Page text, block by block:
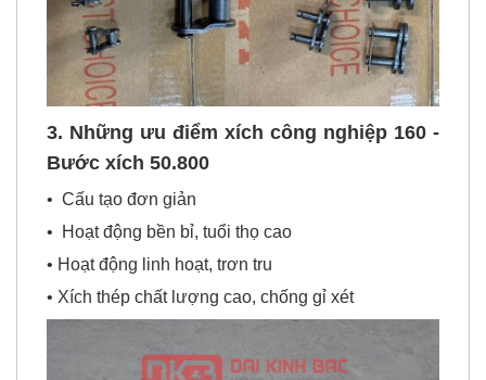
3. Những ưu điểm xích công nghiệp 160 -
Bước xích 50.800
• Cấu tạo đơn giản
• Hoạt động bền bỉ, tuổi thọ cao
• Hoạt động linh hoạt, trơn tru
• Xích thép chất lượng cao, chống gỉ xét